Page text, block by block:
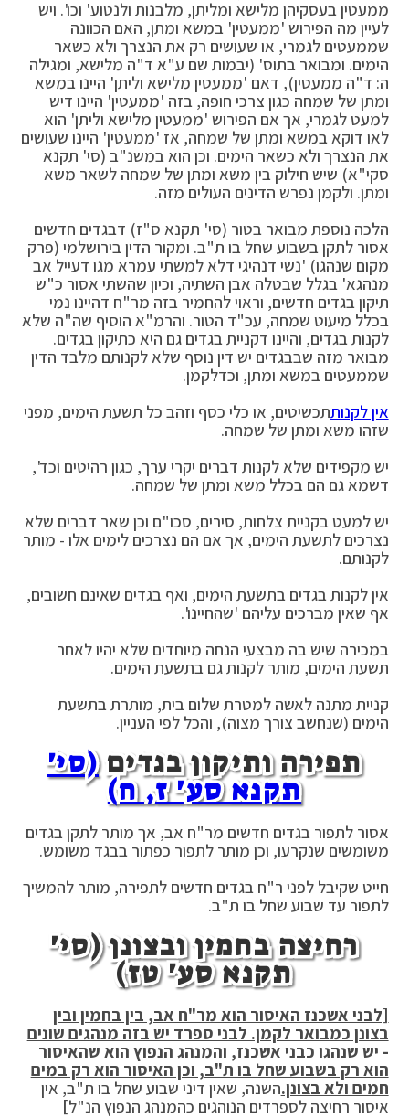
ממעטין בעסקיהן מלישא ומליתן, מלבנות ולנטוע' וכו'. ויש
לעיין מה הפירוש 'ממעטין' במשא ומתן, האם הכוונה
שממעטים לגמרי, או שעושים רק את הנצרך ולא כשאר
הימים. ומבואר בתוס' (יבמות שם ע"א ד"ה מלישא, ומגילה
ה: ד"ה ממעטין), דאם 'ממעטין מלישא וליתן' היינו במשא
ומתן של שמחה כגון צרכי חופה, בזה 'ממעטין' היינו דיש
למעט לגמרי, אך אם הפירוש 'ממעטין מלישא וליתן' הוא
לאו דוקא במשא ומתן של שמחה, אז 'ממעטין' היינו שעושים
את הנצרך ולא כשאר הימים. וכן הוא במשנ"ב (סי' תקנא
סקי"א) שיש חילוק בין משא ומתן של שמחה לשאר משא
ומתן. ולקמן נפרש הדינים העולים מזה.
הלכה נוספת מבואר בטור (סי' תקנא ס"ז) דבגדים חדשים
אסור לתקן בשבוע שחל בו ת"ב. ומקור הדין בירושלמי (פרק
מקום שנהגו) 'נשי דנהיגי דלא למשתי עמרא מגו דעייל אב
מנהגא' בגלל שבטלה אבן השתיה, וכיון שהשתי אסור כ"ש
תיקון בגדים חדשים, וראוי להחמיר בזה מר"ח דהיינו נמי
בכלל מיעוט שמחה, עכ"ד הטור. והרמ"א הוסיף שה"ה שלא
לקנות בגדים, והיינו דקניית בגדים גם היא כתיקון בגדים.
מבואר מזה שבבגדים יש דין נוסף שלא לקנותם מלבד הדין
שממעטים במשא ומתן, וכדלקמן.
אין לקנותתכשיטים, או כלי כסף וזהב כל תשעת הימים, מפני
שזהו משא ומתן של שמחה.
יש מקפידים שלא לקנות דברים יקרי ערך, כגון רהיטים וכד',
דשמא גם הם בכלל משא ומתן של שמחה.
יש למעט בקניית צלחות, סירים, סכו"ם וכן שאר דברים שלא
נצרכים לתשעת הימים, אך אם הם נצרכים לימים אלו - מותר
לקנותם.
אין לקנות בגדים בתשעת הימים, ואף בגדים שאינם חשובים,
אף שאין מברכים עליהם 'שהחיינו'.
במכירה שיש בה מבצעי הנחה מיוחדים שלא יהיו לאחר
תשעת הימים, מותר לקנות גם בתשעת הימים.
קניית מתנה לאשה למטרת שלום בית, מותרת בתשעת
הימים (שנחשב צורך מצוה), והכל לפי העניין.
תפירה ותיקון בגדים(סי'
תקנא סע' ז, ח)
אסור לתפור בגדים חדשים מר"ח אב, אך מותר לתקן בגדים
משומשים שנקרעו, וכן מותר לתפור כפתור בבגד משומש.
חייט שקיבל לפני ר"ח בגדים חדשים לתפירה, מותר להמשיך
לתפור עד שבוע שחל בו ת"ב.
רחיצה בחמין ובצונן (סי'
תקנא סע' טז)
[לבני אשכנז האיסור הוא מר"ח אב, בין בחמין ובין
בצונן כמבואר לקמן. לבני ספרד יש בזה מנהגים שונים
- יש שנהגו כבני אשכנז, והמנהג הנפוץ הוא שהאיסור
הוא רק בשבוע שחל בו ת"ב, וכן האיסור הוא רק במים
חמים ולא בצונן.השנה, שאין דיני שבוע שחל בו ת"ב, אין
איסור רחיצה לספרדים הנוהגים כהמנהג הנפוץ הנ"ל]